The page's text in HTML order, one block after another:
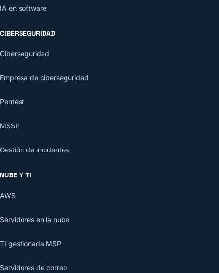
IA en software
CIBERSEGURIDAD
Ciberseguridad
Empresa de ciberseguridad
Pentest
MSSP
Gestión de incidentes
NUBE Y TI
AWS
Servidores en la nube
TI gestionada MSP
Servidores de correo